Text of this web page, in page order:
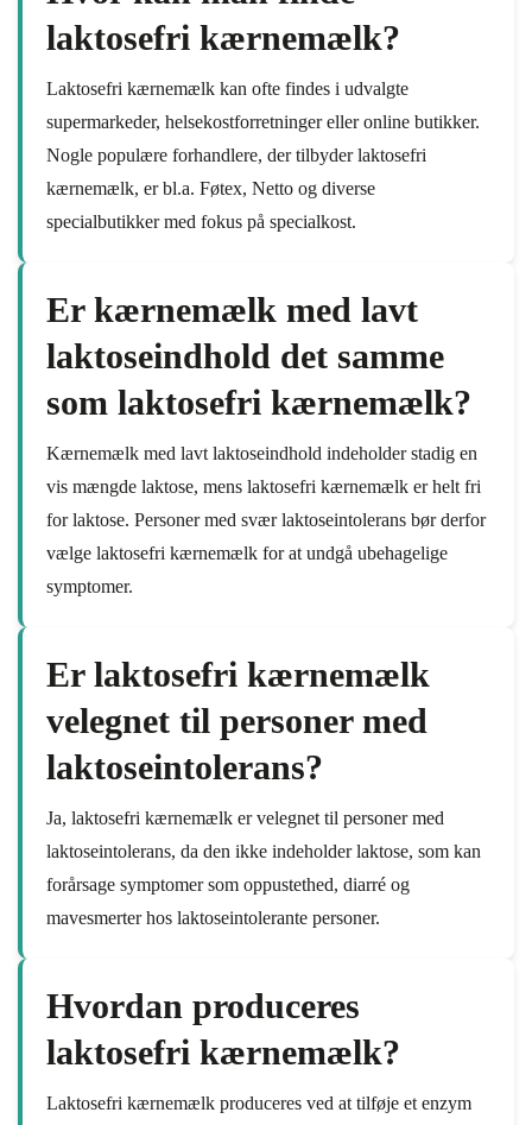
laktosefri kærnemælk?
Laktosefri kærnemælk kan ofte findes i udvalgte
supermarkeder, helsekostforretninger eller online butikker.
Nogle populære forhandlere, der tilbyder laktosefri
kærnemælk, er bl.a. Føtex, Netto og diverse
specialbutikker med fokus på specialkost.
Er kærnemælk med lavt
laktoseindhold det samme
som laktosefri kærnemælk?
Kærnemælk med lavt laktoseindhold indeholder stadig en
vis mængde laktose, mens laktosefri kærnemælk er helt fri
for laktose. Personer med svær laktoseintolerans bør derfor
vælge laktosefri kærnemælk for at undgå ubehagelige
symptomer.
Er laktosefri kærnemælk
velegnet til personer med
laktoseintolerans?
Ja, laktosefri kærnemælk er velegnet til personer med
laktoseintolerans, da den ikke indeholder laktose, som kan
forårsage symptomer som oppustethed, diarré og
mavesmerter hos laktoseintolerante personer.
Hvordan produceres
laktosefri kærnemælk?
Laktosefri kærnemælk produceres ved at tilføje et enzym